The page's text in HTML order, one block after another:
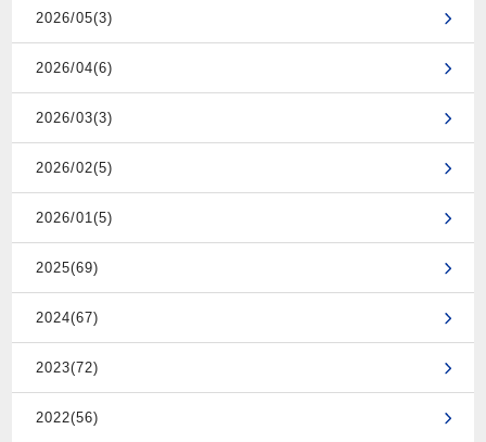
2026/05(3)
2026/04(6)
2026/03(3)
2026/02(5)
2026/01(5)
2025(69)
2024(67)
2023(72)
2022(56)